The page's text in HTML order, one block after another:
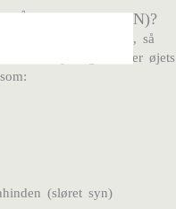
(ENTROPION)?
øjenlåg drejer indad, så
mod øjet og irriterer øjets
(sløret syn)